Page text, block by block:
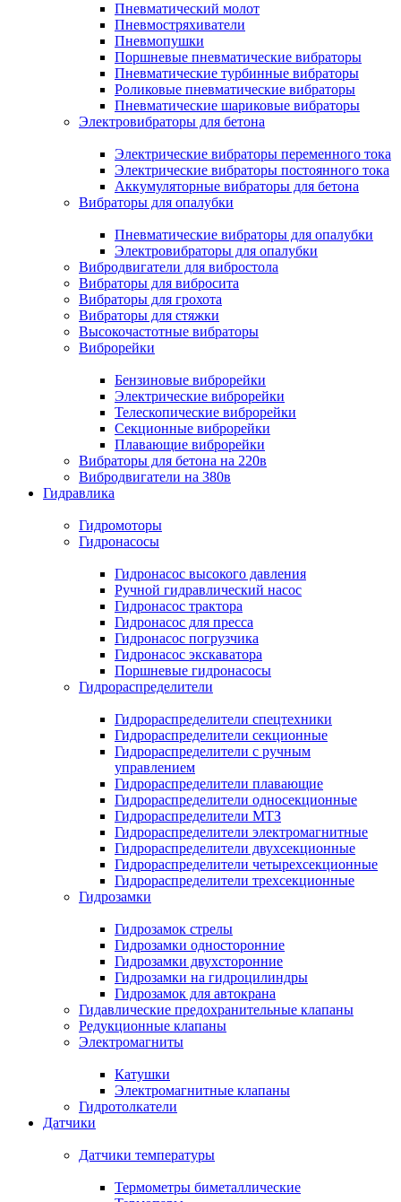
Пневматический молот
Пневмостряхиватели
Пневмопушки
Поршневые пневматические вибраторы
Пневматические турбинные вибраторы
Роликовые пневматические вибраторы
Пневматические шариковые вибраторы
Электровибраторы для бетона
Электрические вибраторы переменного тока
Электрические вибраторы постоянного тока
Аккумуляторные вибраторы для бетона
Вибраторы для опалубки
Пневматические вибраторы для опалубки
Электровибраторы для опалубки
Вибродвигатели для вибростола
Вибраторы для вибросита
Вибраторы для грохота
Вибраторы для стяжки
Высокочастотные вибраторы
Виброрейки
Бензиновые виброрейки
Электрические виброрейки
Телескопические виброрейки
Секционные виброрейки
Плавающие виброрейки
Вибраторы для бетона на 220в
Вибродвигатели на 380в
Гидравлика
Гидромоторы
Гидронасосы
Гидронасос высокого давления
Ручной гидравлический насос
Гидронасос трактора
Гидронасос для пресса
Гидронасос погрузчика
Гидронасос экскаватора
Поршневые гидронасосы
Гидрораспределители
Гидрораспределители спецтехники
Гидрораспределители секционные
Гидрораспределители с ручным
управлением
Гидрораспределители плавающие
Гидрораспределители односекционные
Гидрораспределители МТЗ
Гидрораспределители электромагнитные
Гидрораспределители двухсекционные
Гидрораспределители четырехсекционные
Гидрораспределители трехсекционные
Гидрозамки
Гидрозамок стрелы
Гидрозамки односторонние
Гидрозамки двухсторонние
Гидрозамки на гидроцилиндры
Гидрозамок для автокрана
Гидавлические предохранительные клапаны
Редукционные клапаны
Электромагниты
Катушки
Электромагнитные клапаны
Гидротолкатели
Датчики
Датчики температуры
Термометры биметаллические